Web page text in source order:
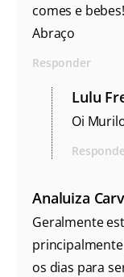
comes e
Abraço
Responder
Lulu
Oi
Analuiza
Geralmente
os dias para